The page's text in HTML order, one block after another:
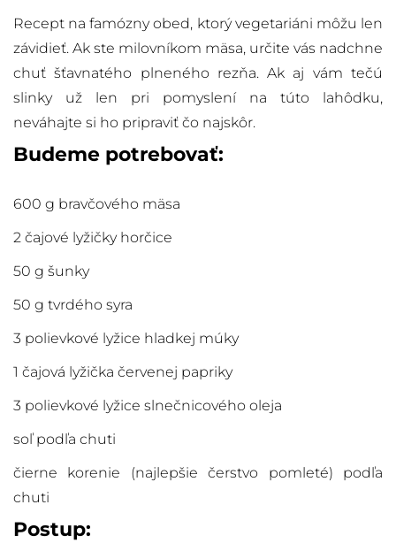
Recept na famózny obed, ktorý vegetariáni môžu len
závidieť. Ak ste milovníkom mäsa, určite vás nadchne
chuť šťavnatého plneného rezňa. Ak aj vám tečú
slinky už len pri pomyslení na túto lahôdku,
neváhajte si ho pripraviť čo najskôr.
Budeme potrebovať:
600 g bravčového mäsa
2 čajové lyžičky horčice
50 g šunky
50 g tvrdého syra
3 polievkové lyžice hladkej múky
1 čajová lyžička červenej papriky
3 polievkové lyžice slnečnicového oleja
soľ podľa chuti
čierne korenie (najlepšie čerstvo pomleté) podľa
chuti
Postup: